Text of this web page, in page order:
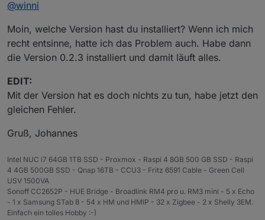
Dokumentation auseinander gesetzt und mit Hilfe eines
vor kurzem veröffentlichten Video zur Adaptererstellung
dann einfach begonnen.
@winni
Moin, welche Version hast du installiert? Wenn ich mich
recht entsinne, hatte ich das Problem auch. Habe dann
die Version 0.2.3 installiert und damit läuft alles.
EDIT:
Mit der Version hat es doch nichts zu tun, habe jetzt den
gleichen Fehler.
Gruß, Johannes
Intel NUC i7 64GB 1TB SSD - Proxmox - Raspi 4 8GB 500 GB SSD - Raspi
4 4GB 500GB SSD - Qnap 16TB - CCU3 - Fritz 6591 Cable - Green Cell
USV 1500VA
Sonoff CC2652P - HUE Bridge - Broadlink RM4 pro u. RM3 mini - 5 x Echo
- 1 x Samsung STab 8 - 54 x HM und HMIP - 32 x Zigbee - 2 x Shelly 3EM.
Einfach ein tolles Hobby :-)